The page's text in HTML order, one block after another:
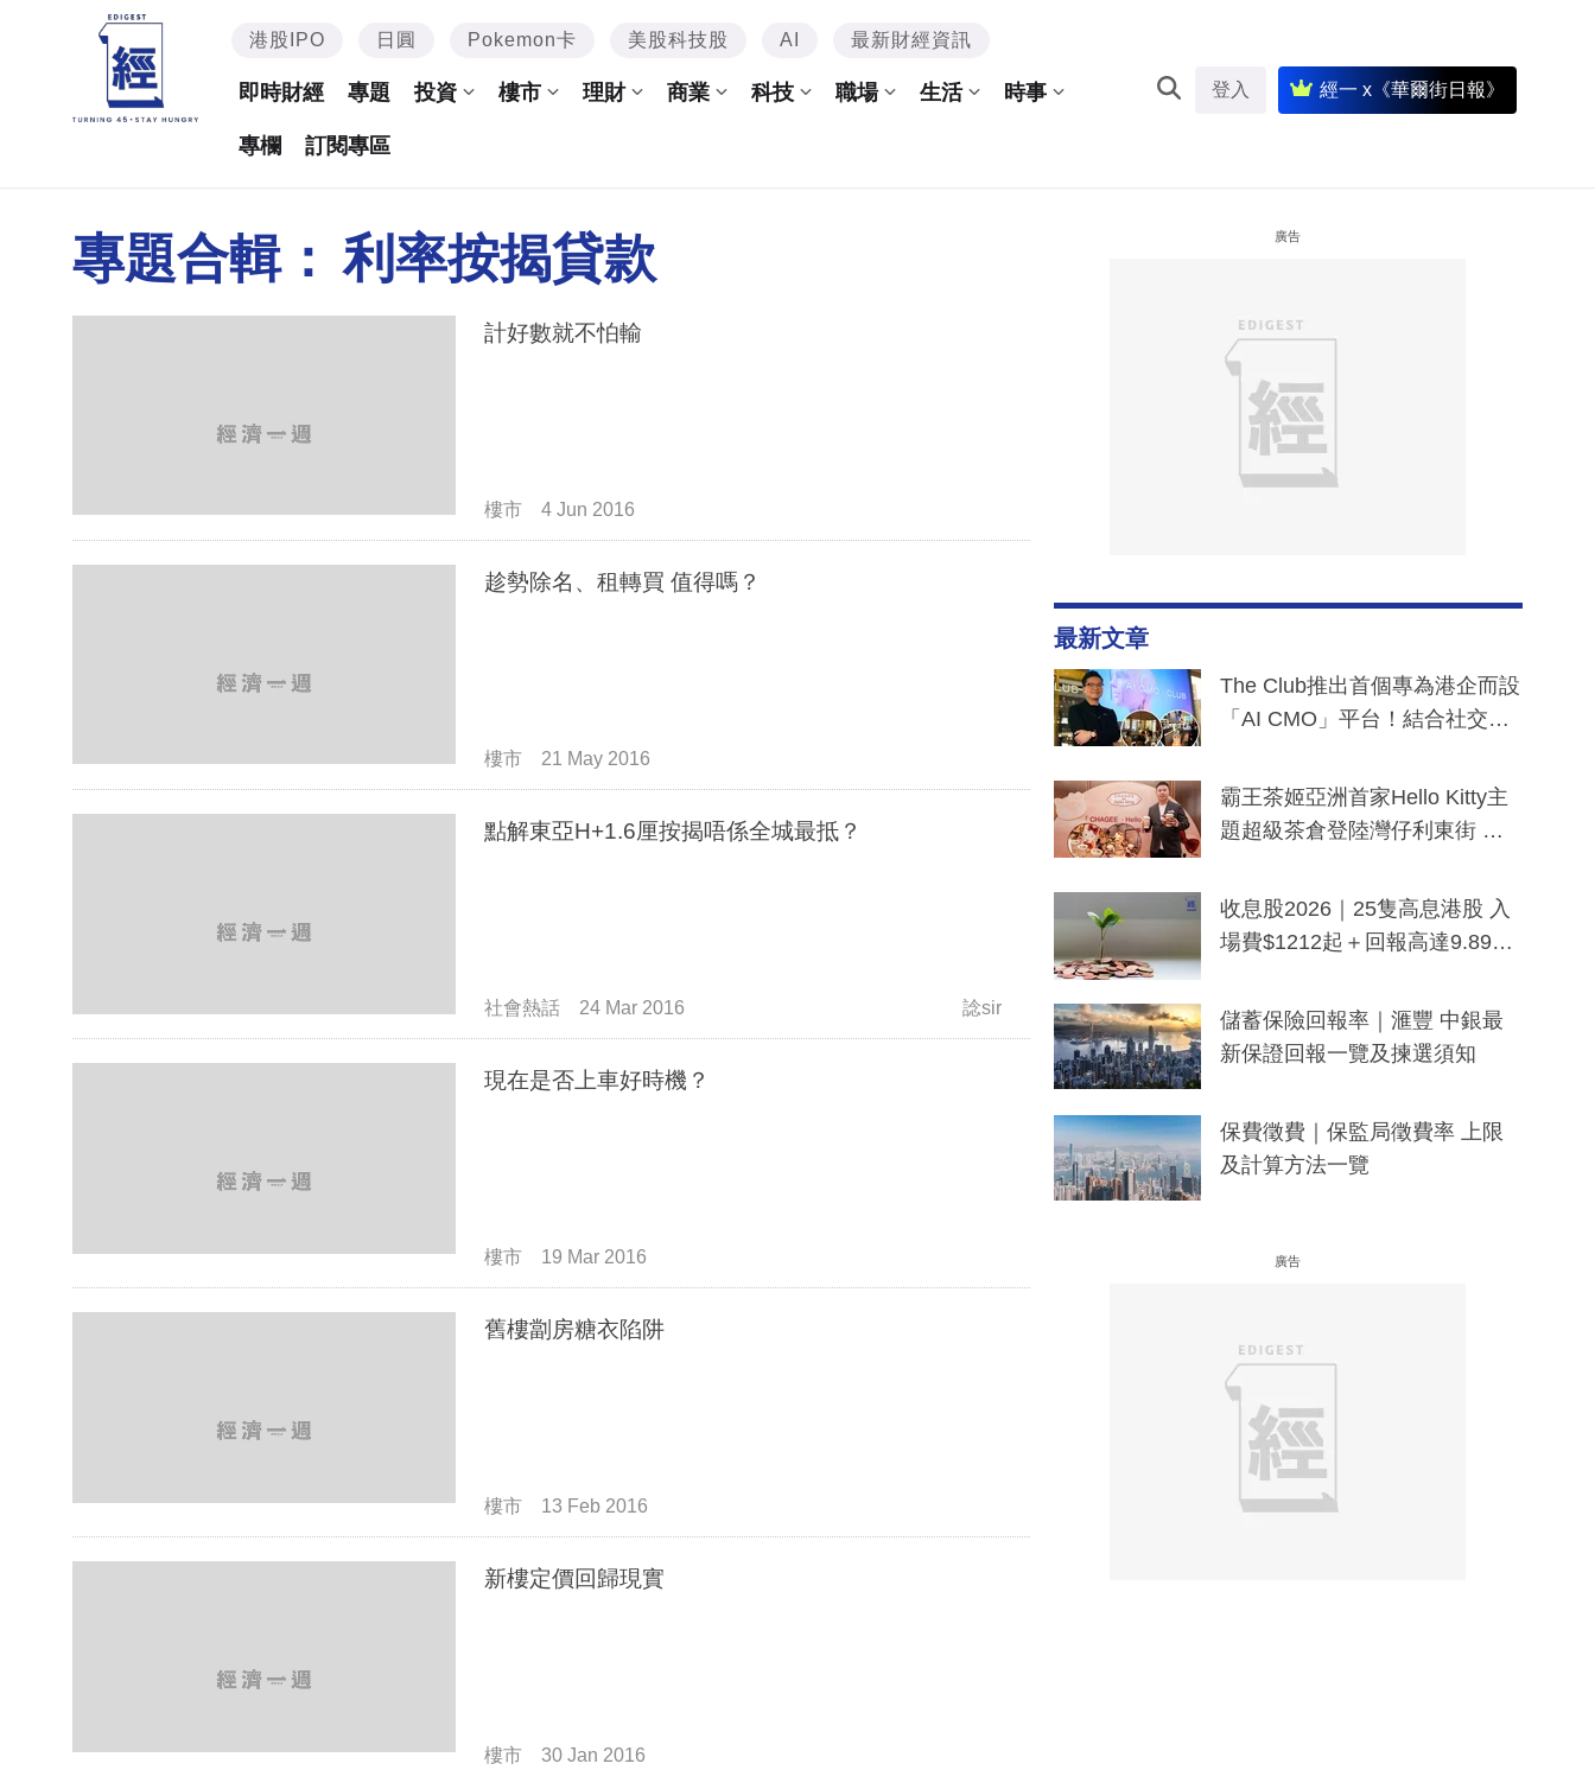
港股IPO 日圓 Pokemon卡 美股科技股 AI 最新財經資訊
即時財經 專題 投資 樓市 理財 商業 科技 職場 生活 時事
專欄 訂閱專區
登入 經一 x《華爾街日報》
專題合輯： 利率按揭貸款
計好數就不怕輸
樓市 4 Jun 2016
趁勢除名、租轉買 值得嗎？
樓市 21 May 2016
點解東亞H+1.6厘按揭唔係全城最抵？
社會熱話 24 Mar 2016 諗sir
現在是否上車好時機？
樓市 19 Mar 2016
舊樓劏房糖衣陷阱
樓市 13 Feb 2016
新樓定價回歸現實
樓市 30 Jan 2016
廣告
最新文章
The Club推出首個專為港企而設
「AI CMO」平台！結合社交聆
分鐘生成「貼地」宣傳短片
霸王茶姬亞洲首家Hello Kitty主
題超級茶倉登陸灣仔利東街 推
y及香港限定特調系列
收息股2026｜25隻高息港股 入
場費$1212起＋回報高達9.89
儲蓄保險回報率｜滙豐 中銀最
新保證回報一覽及揀選須知
保費徵費｜保監局徵費率 上限
及計算方法一覽
廣告